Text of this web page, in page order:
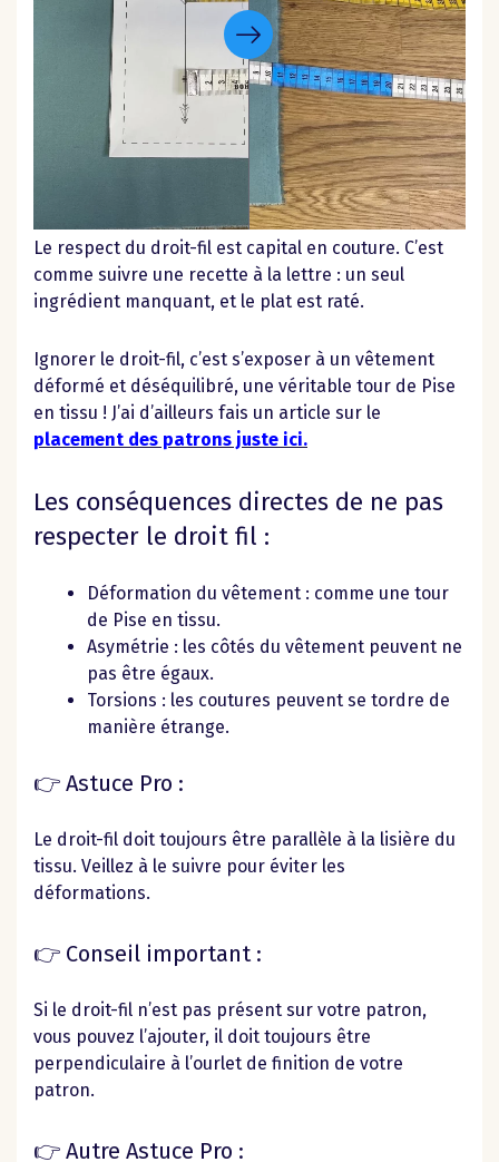
Le respect du droit-fil est capital en couture. C’est
comme suivre une recette à la lettre : un seul
ingrédient manquant, et le plat est raté.
Ignorer le droit-fil, c’est s’exposer à un vêtement
déformé et déséquilibré, une véritable tour de Pise
en tissu ! J’ai d’ailleurs fais un article sur le
placement des patrons juste ici.
Les conséquences directes de ne pas
respecter le droit fil :
Déformation du vêtement : comme une tour
de Pise en tissu.
Asymétrie : les côtés du vêtement peuvent ne
pas être égaux.
Torsions : les coutures peuvent se tordre de
manière étrange.
👉 Astuce Pro :
Le droit-fil doit toujours être parallèle à la lisière du
tissu. Veillez à le suivre pour éviter les
déformations.
👉 Conseil important :
Si le droit-fil n’est pas présent sur votre patron,
vous pouvez l’ajouter, il doit toujours être
perpendiculaire à l’ourlet de finition de votre
patron.
👉 Autre Astuce Pro :